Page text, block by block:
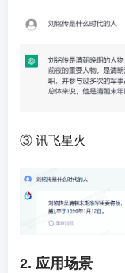
③ 讯飞星火
2. 应用场景